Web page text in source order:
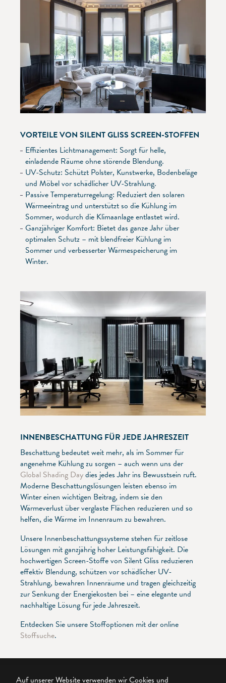
VORTEILE VON SILENT GLISS SCREEN-STOFFEN
Effizientes Lichtmanagement: Sorgt für helle,
einladende Räume ohne störende Blendung.
UV-Schutz: Schützt Polster, Kunstwerke, Bodenbeläge
und Möbel vor schädlicher UV-Strahlung.
Passive Temperaturregelung: Reduziert den solaren
Wärmeeintrag und unterstützt so die Kühlung im
Sommer, wodurch die Klimaanlage entlastet wird.
Ganzjähriger Komfort: Bietet das ganze Jahr über
optimalen Schutz – mit blendfreier Kühlung im
Sommer und verbesserter Wärmespeicherung im
Winter.
INNENBESCHATTUNG FÜR JEDE JAHRESZEIT
Beschattung bedeutet weit mehr, als im Sommer für
angenehme Kühlung zu sorgen – auch wenn uns der
Global Shading Daydies jedes Jahr ins Bewusstsein ruft.
Moderne Beschattungslösungen leisten ebenso im
Winter einen wichtigen Beitrag, indem sie den
Wärmeverlust über verglaste Flächen reduzieren und so
helfen, die Wärme im Innenraum zu bewahren.
Unsere Innenbeschattungssysteme stehen für zeitlose
Lösungen mit ganzjährig hoher Leistungsfähigkeit. Die
hochwertigen Screen-Stoffe von Silent Gliss reduzieren
effektiv Blendung, schützen vor schädlicher UV-
Strahlung, bewahren Innenräume und tragen gleichzeitig
zur Senkung der Energiekosten bei – eine elegante und
nachhaltige Lösung für jede Jahreszeit.
Entdecken Sie unsere Stoffoptionen mit der online
Stoffsuche.
Auf unserer Website verwenden wir Cookies und